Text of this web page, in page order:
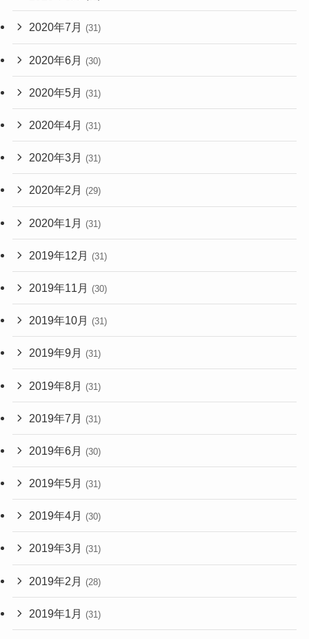
2020年7月 (31)
2020年6月 (30)
2020年5月 (31)
2020年4月 (31)
2020年3月 (31)
2020年2月 (29)
2020年1月 (31)
2019年12月 (31)
2019年11月 (30)
2019年10月 (31)
2019年9月 (31)
2019年8月 (31)
2019年7月 (31)
2019年6月 (30)
2019年5月 (31)
2019年4月 (30)
2019年3月 (31)
2019年2月 (28)
2019年1月 (31)